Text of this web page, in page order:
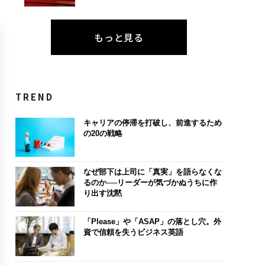
もっと見る
TREND
キャリアの停滞を打破し、前進するため
の20の戦略
なぜ部下は上司に「真実」を語らなくな
るのか──リーダーが気づかぬうちに作
り出す沈黙
「Please」や「ASAP」の落とし穴。外
資で信頼を失うビジネス英語